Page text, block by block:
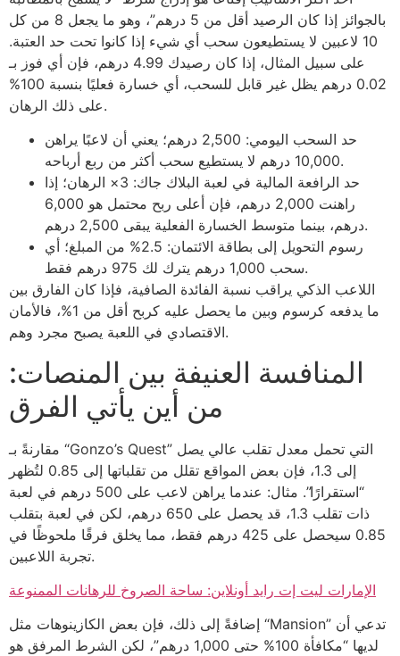
بالجوائز إذا كان الرصيد أقل من 5 درهم”، وهو ما يجعل 8 من كل
10 لاعبين لا يستطيعون سحب أي شيء إذا كانوا تحت حد العتبة.
على سبيل المثال، إذا كان رصيدك 4.99 درهم، فإن أي فوز بـ
0.02 درهم يظل غير قابل للسحب، أي خسارة فعليًا بنسبة 100%
على ذلك الرهان.
حد السحب اليومي: 2,500 درهم؛ يعني أن لاعبًا يراهن
10,000 درهم لا يستطيع سحب أكثر من ربع أرباحه.
حد الرافعة المالية في لعبة البلاك جاك: 3× الرهان؛ إذا
راهنت 2,000 درهم، فإن أعلى ربح محتمل هو 6,000
درهم، بينما متوسط الخسارة الفعلية يبقى 2,500 درهم.
رسوم التحويل إلى بطاقة الائتمان: 2.5% من المبلغ؛ أي
سحب 1,000 درهم يترك لك 975 درهم فقط.
اللاعب الذكي يراقب نسبة الفائدة الصافية، فإذا كان الفارق بين
ما يدفعه كرسوم وبين ما يحصل عليه كربح أقل من 1%، فالأمان
الاقتصادي في اللعبة يصبح مجرد وهم.
المنافسة العنيفة بين المنصات:
من أين يأتي الفرق
مقارنةً بـ “Gonzo’s Quest” التي تحمل معدل تقلب عالي يصل
إلى 1.3، فإن بعض المواقع تقلل من تقلباتها إلى 0.85 لتُظهر
“استقرارًا”. مثال: عندما يراهن لاعب على 500 درهم في لعبة
ذات تقلب 1.3، قد يحصل على 650 درهم، لكن في لعبة بتقلب
0.85 سيحصل على 425 درهم فقط، مما يخلق فرقًا ملحوظًا في
تجربة اللاعبين.
الإمارات ليت إت رايد أونلاين: ساحة الصروخ للرهانات الممنوعة
إضافةً إلى ذلك، فإن بعض الكازينوهات مثل “Mansion” تدعي أن
لديها “مكافأة 100% حتى 1,000 درهم”، لكن الشرط المرفق هو